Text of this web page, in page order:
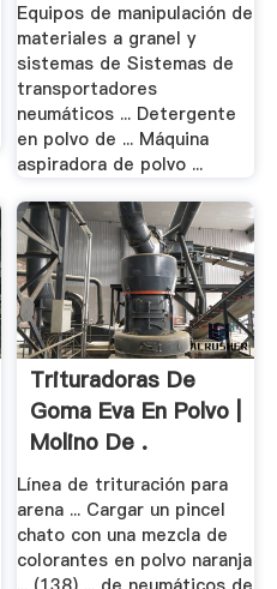
Equipos de manipulación de
materiales a granel y
sistemas de Sistemas de
transportadores
neumáticos ... Detergente
en polvo de ... Máquina
aspiradora de polvo ...
Trituradoras De
Goma Eva En Polvo |
Molino De .
Línea de trituración para
arena ... Cargar un pincel
chato con una mezcla de
colorantes en polvo naranja